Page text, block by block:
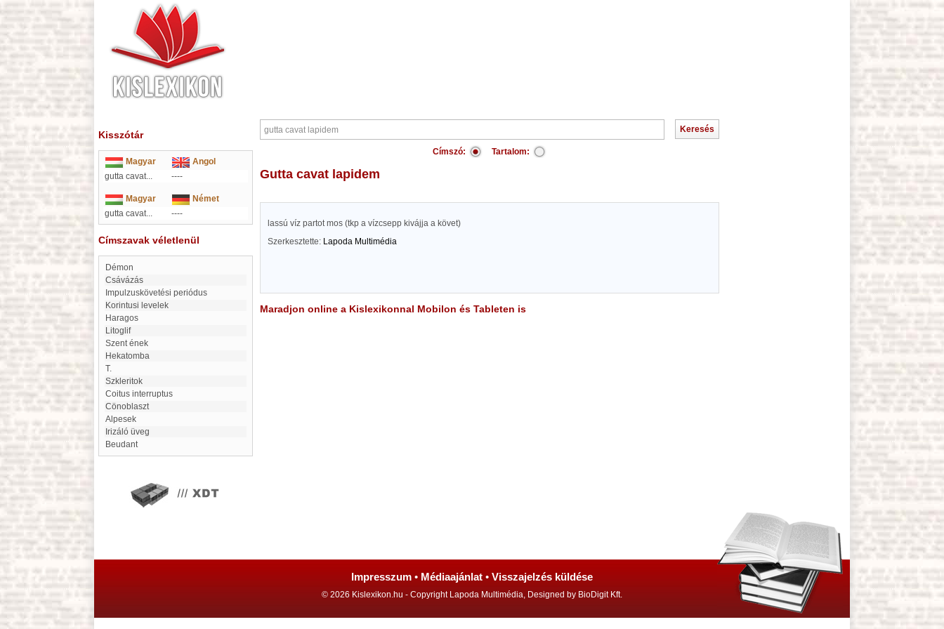
Kisszótár
Magyar
Angol
gutta cavat...
----
Magyar
Német
gutta cavat...
----
Címszavak véletlenül
démon
Csávázás
impulzuskövetési periódus
Korintusi levelek
Haragos
Litoglif
Szent ének
hekatomba
T.
Szkleritok
coitus interruptus
cönoblaszt
Alpesek
Irizáló üveg
Beudant
Címszó: Tartalom:
gutta cavat lapidem
lassú víz partot mos (tkp a vízcsepp kivájja a követ)
Szerkesztette: Lapoda Multimédia
Maradjon online a Kislexikonnal Mobilon és Tableten is
Impresszum • Médiaajánlat • Visszajelzés küldése
© 2026 Kislexikon.hu - Copyright Lapoda Multimédia, Designed by BioDigit Kft.